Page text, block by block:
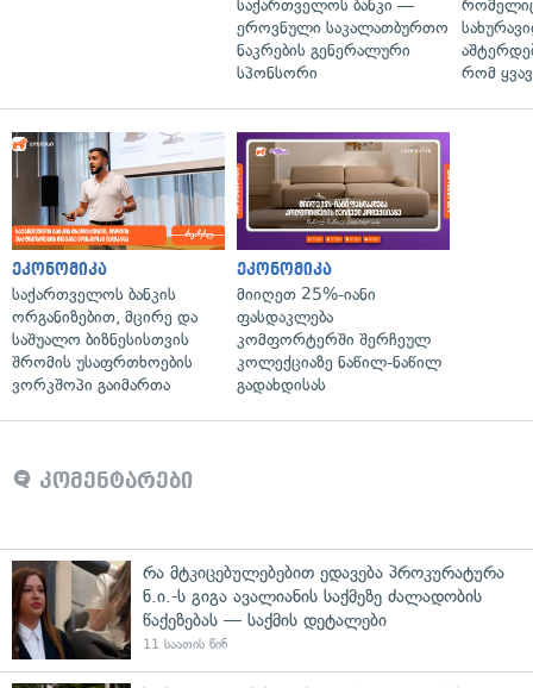
საქართველოს ბანკი —
ეროვნული საკალათბურთო
ნაკრების გენერალური
სპონსორი
რომელიც
რომ
ეკონომიკა
საქართველოს ბანკის
ორგანიზებით, მცირე და
საშუალო ბიზნესისთვის
შრომის უსაფრთხოების
ვორკშოპი გაიმართა
ეკონომიკა
მიიღეთ 25%-იანი
ფასდაკლება
კომფორტერში შერჩეულ
კოლექციაზე ნაწილ-ნაწილ
გადახდისას
კომენტარები
რა მტკიცებულებებით ედავება პროკურატურა
ნ.ი.-ს გიგა ავალიანის საქმეზე ძალადობის
წაქეზებას — საქმის დეტალები
11 საათის წინ